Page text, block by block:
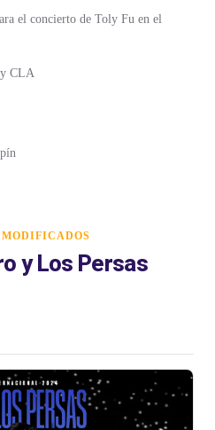
el concierto de Toly Fu en el
CLA
MODIFICADOS
y Los Persas